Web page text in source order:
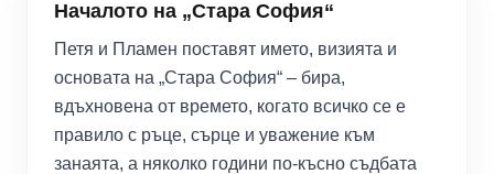
Началото на „Стара София“
Петя и Пламен поставят името, визията и
основата на „Стара София“ – бира,
вдъхновена от времето, когато всичко се е
правило с ръце, сърце и уважение към
занаята, а няколко години по-късно съдбата